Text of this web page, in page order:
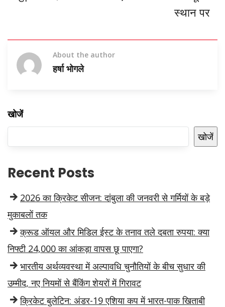
स्थान पर
About the author
हर्षा भोगले
खोजें
खोजें
Recent Posts
2026 का क्रिकेट सीजन: दांबुला की जनवरी से गर्मियों के बड़े
मुकाबलों तक
क्रूड ऑयल और मिडिल ईस्ट के तनाव तले दबता रुपया: क्या
निफ्टी 24,000 का आंकड़ा वापस छू पाएगा?
भारतीय अर्थव्यवस्था में अल्पावधि चुनौतियों के बीच सुधार की
उम्मीद, नए नियमों से बैंकिंग शेयरों में गिरावट
क्रिकेट बुलेटिन: अंडर-19 एशिया कप में भारत-पाक खिताबी